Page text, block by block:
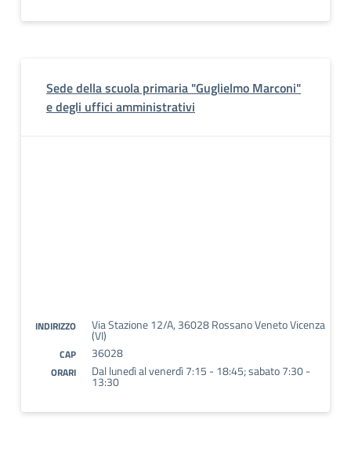
Sede della scuola primaria "Guglielmo Marconi"
e degli uffici amministrativi
INDIRIZZO Via Stazione 12/A, 36028 Rossano Veneto Vicenza
(VI)
CAP 36028
ORARI Dal lunedì al venerdì 7:15 - 18:45; sabato 7:30 -
13:30